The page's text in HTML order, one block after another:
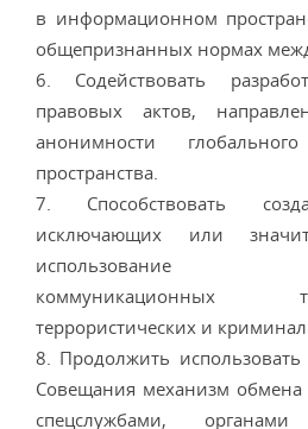
в информационном
общепризнанных нормах
6. Содействовать
правовых актов,
анонимности
пространства.
7. Способствовать
исключающих или
использование
коммуникационных
террористических и
8. Продолжить
Совещания механизм
спецслужбами,